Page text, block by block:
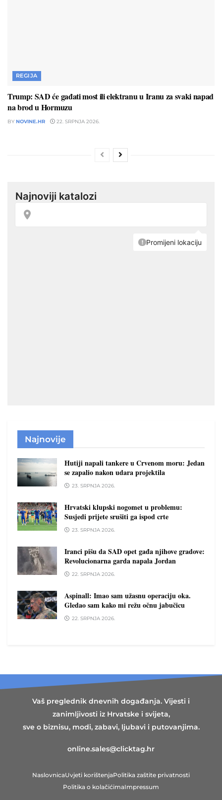
REGIJA
Trump: SAD će gađati most ili elektranu u Iranu za svaki napad
na brod u Hormuzu
BY NOVINE.HR 22. SRPNJA 2026.
Najnovije
Hutiji napali tankere u Crvenom moru: Jedan
se zapalio nakon udara projektila
23. SRPNJA 2026.
Hrvatski klupski nogomet u problemu:
Susjedi prijete srušiti ga ispod crte
23. SRPNJA 2026.
Iranci pišu da SAD opet gađa njihove gradove:
Revolucionarna garda napala Jordan
22. SRPNJA 2026.
Aspinall: Imao sam užasnu operaciju oka.
Gledao sam kako mi režu očnu jabučicu
22. SRPNJA 2026.
Vaš preglednik dnevnih događanja. Vijesti i
zanimljivosti iz Hrvatske i svijeta,
sve o biznisu, modi, zabavi, ljubavi i putovanjima.
online.sales@clicktag.hr
NaslovnicaUvjeti korištenjaPolitika zaštite privatnosti
Politika o kolačićimaImpressum